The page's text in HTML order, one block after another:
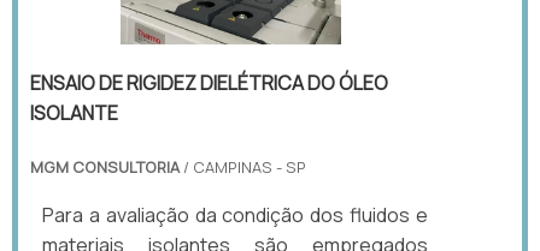
ENSAIO DE RIGIDEZ DIELÉTRICA DO ÓLEO
ISOLANTE
MGM CONSULTORIA/ CAMPINAS - SP
Para a avaliação da condição dos fluidos e
materiais isolantes são empregados